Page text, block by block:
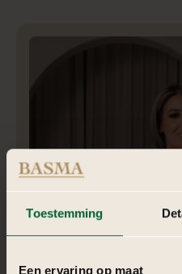
Toestemming
Een ervaring op maat